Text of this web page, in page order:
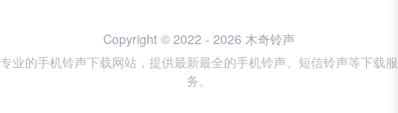
Copyright © 2022 - 2026 木奇铃声
专业的手机铃声下载网站，提供最新最全的手机铃声、短信铃声等下载服
务。